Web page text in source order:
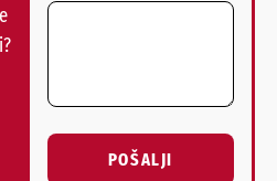
POŠALJI